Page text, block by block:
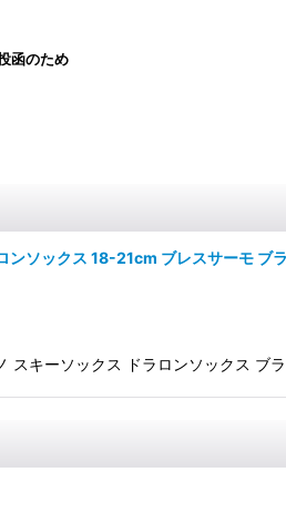
函のため
ンソックス 18-21cm ブレスサーモ ブ
スキーソックス ドラロンソックス